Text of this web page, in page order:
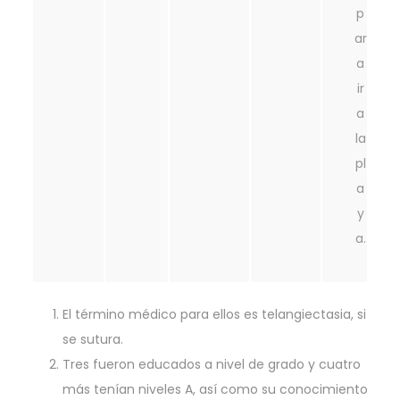
p
ar
a
ir
a
la
pl
a
y
a.
El término médico para ellos es telangiectasia, si
se sutura.
Tres fueron educados a nivel de grado y cuatro
más tenían niveles A, así como su conocimiento